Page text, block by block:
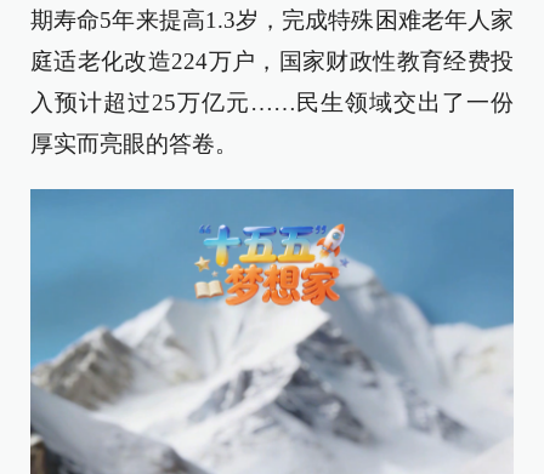
期寿命5年来提高1.3岁，完成特殊困难老年人家
庭适老化改造224万户，国家财政性教育经费投
入预计超过25万亿元……民生领域交出了一份
厚实而亮眼的答卷。